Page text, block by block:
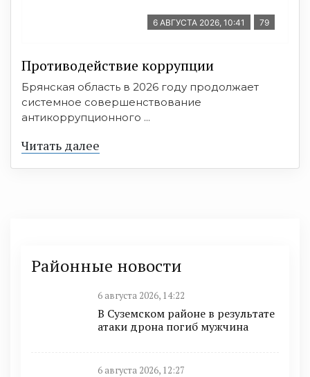
6 АВГУСТА 2026, 10:41 79
Противодействие коррупции
Брянская область в 2026 году продолжает
системное совершенствование
антикоррупционного ...
Читать далее
Районные новости
6 августа 2026, 14:22
В Суземском районе в результате
атаки дрона погиб мужчина
6 августа 2026, 12:27